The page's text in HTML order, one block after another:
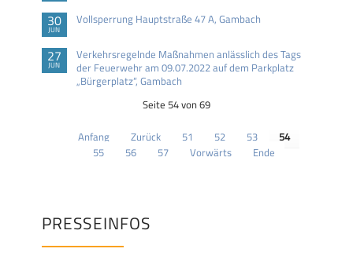
30
JUN
Vollsperrung Hauptstraße 47 A, Gambach
27
JUN
Verkehrsregelnde Maßnahmen anlässlich des Tags
der Feuerwehr am 09.07.2022 auf dem Parkplatz
„Bürgerplatz“, Gambach
Seite 54 von 69
Anfang Zurück 51 52 53
54
55
56 57 Vorwärts Ende
PRESSEINFOS